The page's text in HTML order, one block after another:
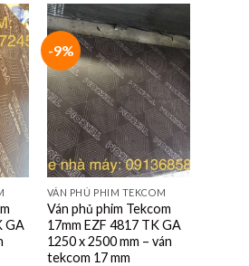
GA
-9%
VÁN PHỦ PHIM TEKCOM
Ván phủ phim Tekcom
17mm EZF 4817 TK GA
1250 x 2500 mm – ván
tekcom 17 mm